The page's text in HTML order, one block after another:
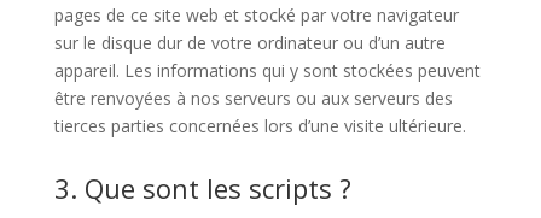
pages de ce site web et stocké par votre navigateur
sur le disque dur de votre ordinateur ou d’un autre
appareil. Les informations qui y sont stockées peuvent
être renvoyées à nos serveurs ou aux serveurs des
tierces parties concernées lors d’une visite ultérieure.
3. Que sont les scripts ?